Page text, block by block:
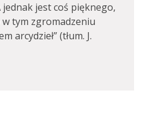
jest coś pięknego,
tym zgromadzeniu
arcydzieł” (tłum. J.